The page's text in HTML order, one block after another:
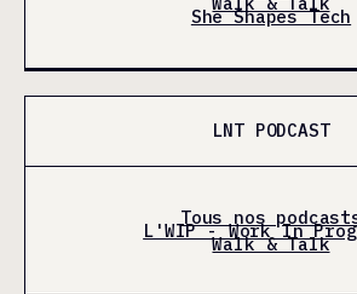
She Shapes Tech
LNT PODCAST
Tous nos
L'WIP - Work In
Walk & Talk